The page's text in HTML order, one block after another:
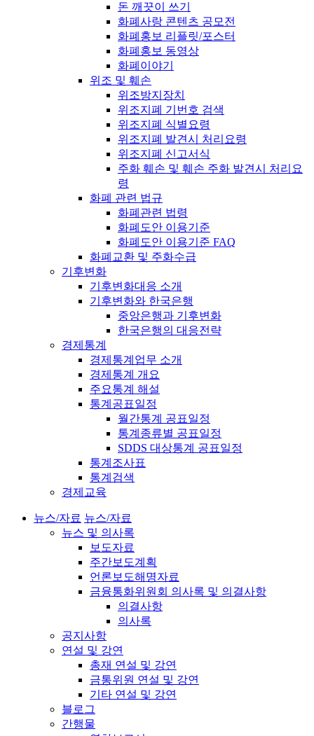
돈 깨끗이 쓰기
화폐사랑 콘텐츠 공모전
화폐홍보 리플릿/포스터
화폐홍보 동영상
화폐이야기
위조 및 훼손
위조방지장치
위조지폐 기번호 검색
위조지폐 식별요령
위조지폐 발견시 처리요령
위조지폐 신고서식
주화 훼손 및 훼손 주화 발견시 처리요
령
화폐 관련 법규
화폐관련 법령
화폐도안 이용기준
화폐도안 이용기준 FAQ
화폐교환 및 주화수급
기후변화
기후변화대응 소개
기후변화와 한국은행
중앙은행과 기후변화
한국은행의 대응전략
경제통계
경제통계업무 소개
경제통계 개요
주요통계 해설
통계공표일정
월간통계 공표일정
통계종류별 공표일정
SDDS 대상통계 공표일정
통계조사표
통계검색
경제교육
뉴스/자료 뉴스/자료
뉴스 및 의사록
보도자료
주간보도계획
언론보도해명자료
금융통화위원회 의사록 및 의결사항
의결사항
의사록
공지사항
연설 및 강연
총재 연설 및 강연
금통위원 연설 및 강연
기타 연설 및 강연
블로그
간행물